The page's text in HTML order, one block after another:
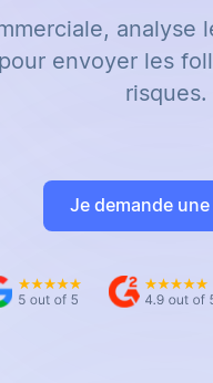
envoyer les
risques.
Je demande une